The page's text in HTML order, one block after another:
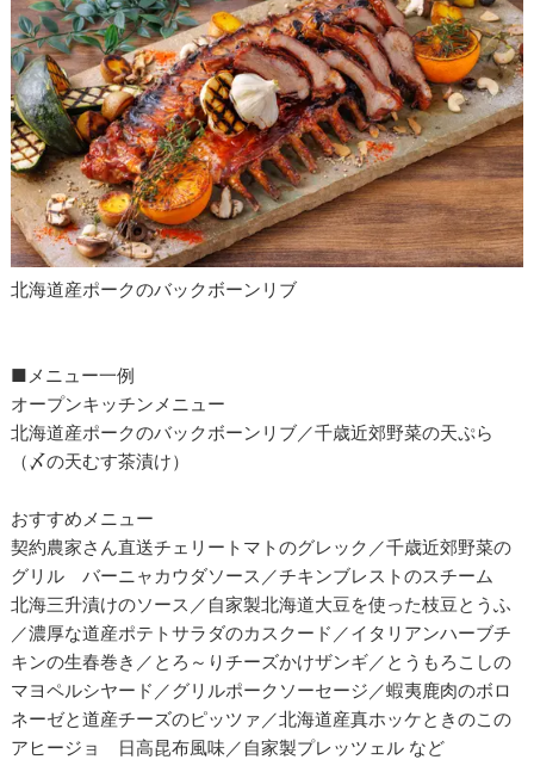
北海道産ポークのバックボーンリブ
■メニュー一例
オープンキッチンメニュー
北海道産ポークのバックボーンリブ／千歳近郊野菜の天ぷら
（〆の天むす茶漬け）
おすすめメニュー
契約農家さん直送チェリートマトのグレック／千歳近郊野菜の
グリル バーニャカウダソース／チキンブレストのスチーム
北海三升漬けのソース／自家製北海道大豆を使った枝豆とうふ
／濃厚な道産ポテトサラダのカスクード／イタリアンハーブチ
キンの生春巻き／とろ～りチーズかけザンギ／とうもろこしの
マヨペルシヤード／グリルポークソーセージ／蝦夷鹿肉のボロ
ネーゼと道産チーズのピッツァ／北海道産真ホッケときのこの
アヒージョ 日高昆布風味／自家製プレッツェル など